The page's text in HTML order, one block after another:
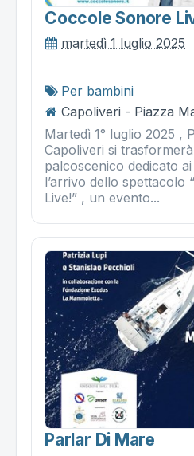
Coccole Sonore
martedì 1 luglio 2025
Per bambini
Capoliveri - Piazza
Martedì 1° luglio 2025 ,
Capoliveri si
palcoscenico dedicato
l’arrivo dello spettacolo
Live!” , un evento...
Parlar Di Mare